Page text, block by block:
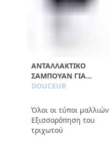
ΑΝΤΑΛΛΑΚΤΙΚΌ
ΣΑΜΠΟΥΆΝ ΓΙΑ
ΑΠΑΛΌΤΗΤΑ 750ML
DOUCEUR
Όλοι οι τύποι μαλλιών
Εξισσορόπηση του
τριχωτού